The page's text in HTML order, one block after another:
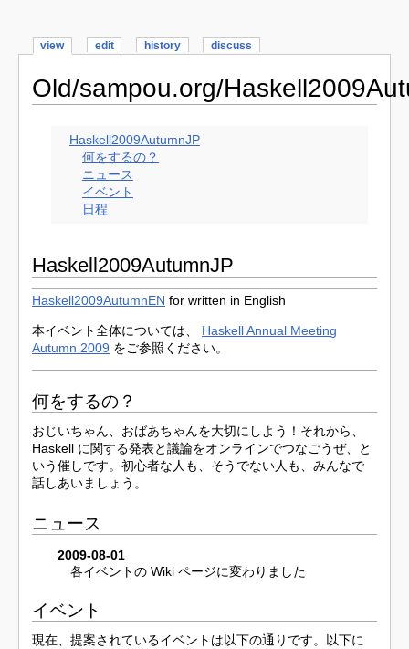
view edit history discuss
Old/sampou.org/
Haskell2009AutumnJP
何をするの？
ニュース
イベント
日程
Haskell2009AutumnJP
Haskell2009AutumnEN for written in English
本イベント全体については、 Haskell Annual Meeting
Autumn 2009 をご参照ください。
何をするの？
おじいちゃん、おばあちゃんを大切にしよう！それから、
Haskell に関する発表と議論をオンラインでつなごうぜ、と
いう催しです。初心者な人も、そうでない人も、みんなで
話しあいましょう。
ニュース
2009-08-01
各イベントの Wiki ページに変わりました
イベント
現在、提案されているイベントは以下の通りです。以下に